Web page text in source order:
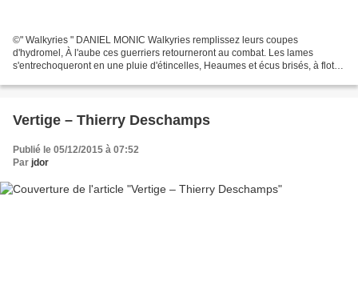
©" Walkyries " DANIEL MONIC Walkyries remplissez leurs coupes
d'hydromel, À l'aube ces guerriers retourneront au combat. Les lames
s'entrechoqueront en une pluie d'étincelles, Heaumes et écus brisés, à flot le
Vertige – Thierry Deschamps
Publié le 05/12/2015 à 07:52
Par jdor